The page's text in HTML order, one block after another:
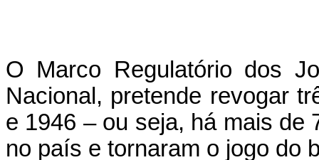
O Marco Regulatório dos
Nacional, pretende revogar
e 1946 – ou seja, há mais de
no país e tornaram o jogo do